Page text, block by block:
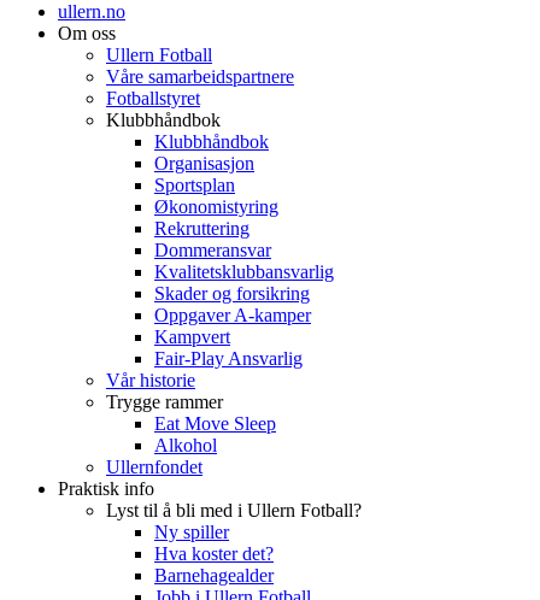
ullern.no
Om oss
Ullern Fotball
Våre samarbeidspartnere
Fotballstyret
Klubbhåndbok
Klubbhåndbok
Organisasjon
Sportsplan
Økonomistyring
Rekruttering
Dommeransvar
Kvalitetsklubbansvarlig
Skader og forsikring
Oppgaver A-kamper
Kampvert
Fair-Play Ansvarlig
Vår historie
Trygge rammer
Eat Move Sleep
Alkohol
Ullernfondet
Praktisk info
Lyst til å bli med i Ullern Fotball?
Ny spiller
Hva koster det?
Barnehagealder